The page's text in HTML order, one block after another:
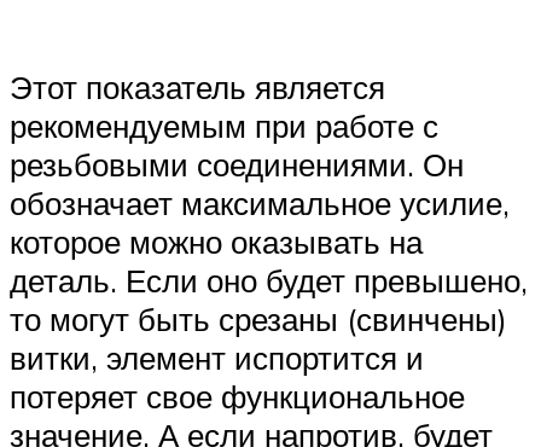
Этот показатель является
рекомендуемым при работе с
резьбовыми соединениями. Он
обозначает максимальное усилие,
которое можно оказывать на
деталь. Если оно будет превышено,
то могут быть срезаны (свинчены)
витки, элемент испортится и
потеряет свое функциональное
значение. А если напротив, будет